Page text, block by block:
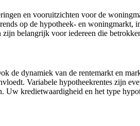
en vooruitzichten voor de
op de hypotheek- en
belangrijk voor iedereen die
de dynamiek van de rentemarkt en
Variabele hypotheekrentes zijn
kredietwaardigheid en het type